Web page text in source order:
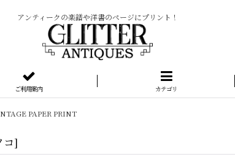
アンティークの楽譜や洋書のページにプリント！
ご利用案内 カテゴリ
PAPER PRINT
]